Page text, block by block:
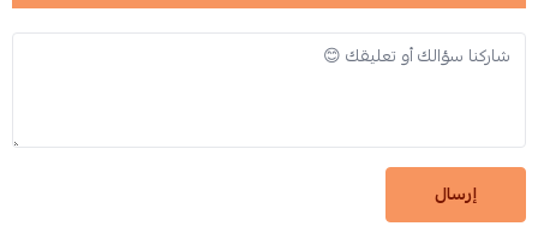
إرسال